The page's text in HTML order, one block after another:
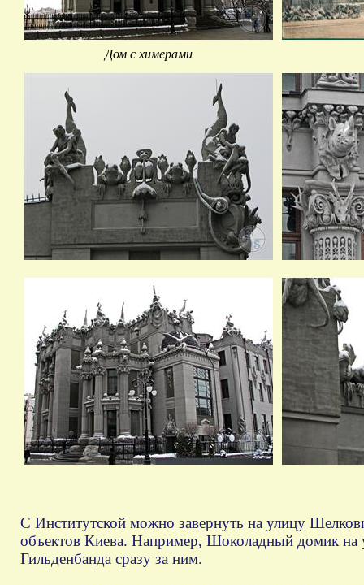
С Институтской можно завернуть на улицу
объектов Киева. Например, Шоколадный домик на
Гильденбанда сразу за ним.
Дом с химерами